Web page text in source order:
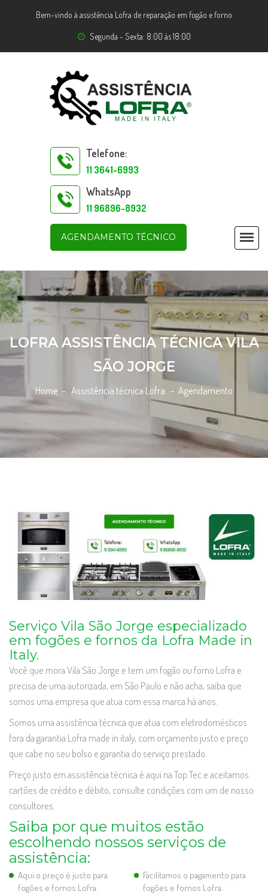
Bem-vindo à assistência Lofra de reparação em fogão e forno
Segunda - Sexta: 8:00 às 18:00
Telefone:
11 3641-6993
WhatsApp
11 96896-8932
AGENDAMENTO TÉCNICO
LOFRA ASSISTÊNCIA TÉCNICA VILA
SÃO JORGE
Home - Assistência técnica Lofra - Agendamento
Serviço Vila São Jorge especializado
em fogões e fornos da Lofra Made in
Italy.
Você que mora Vila São Jorge e tem um fogão ou forno Lofra e
precisa de uma autorizada, em São Paulo e não acha, saiba que
somos uma empresa que atua com essa marca há anos.
Somos uma assistência técnica que atua com eletrodomésticos
fora da garantia Lofra made in italy, com orçamento justo e preço
que cabe no seu bolso e garantia do serviço prestado.
Preço justo em assistência técnica é aqui na Top Tec e aceitamos
cartões de crédito e débito, consulte condições com um de nosso
consultores.
Saiba por que muitos estão
escolhendo nossos serviços de
assistência:
Aqui o preço é justo para
fogões e fornos Lofra.
Facilitamos o pagamento para
fogões e fornos Lofra.